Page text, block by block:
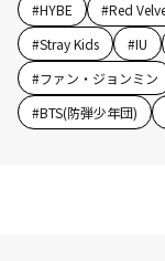
#HYBE #Red
#Stray Kids #IU
#ファン・ジョンミン
#BTS(防弾少年団)